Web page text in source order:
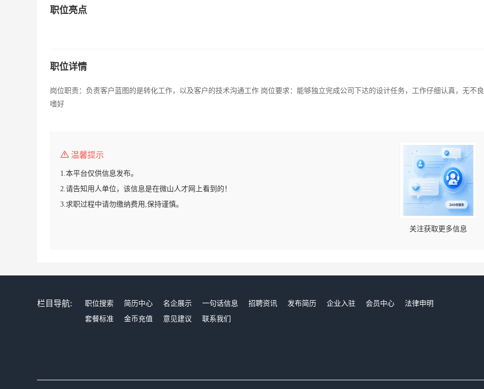
职位亮点
职位详情
岗位职责：负责客户蓝图的是转化工作，以及客户的技术沟通工作 岗位要求：能够独立完成公司下达的设计任务，工作仔细认真，无不良
嗜好
温馨提示
1.本平台仅供信息发布。
2.请告知用人单位，该信息是在微山人才网上看到的！
3.求职过程中请勿缴纳费用,保持谨慎。
关注获取更多信息
栏目导航: 职位搜索 简历中心 名企展示 一句话信息 招聘资讯 发布简历 企业入驻 会员中心
法律申明
套餐标准
金币充值 意见建议 联系我们